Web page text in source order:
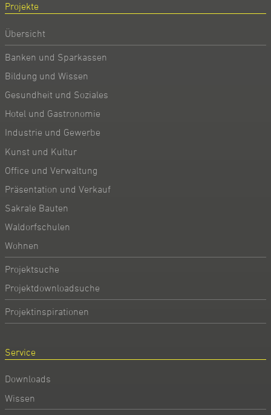
Projekte
Übersicht
Banken und Sparkassen
Bildung und Wissen
Gesundheit und Soziales
Hotel und Gastronomie
Industrie und Gewerbe
Kunst und Kultur
Office und Verwaltung
Präsentation und Verkauf
Sakrale Bauten
Waldorfschulen
Wohnen
Projektsuche
Projektdownloadsuche
Projektinspirationen
Service
Downloads
Wissen